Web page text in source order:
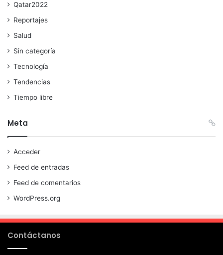
Qatar2022
Reportajes
Salud
Sin categoría
Tecnología
Tendencias
Tiempo libre
Meta
Acceder
Feed de entradas
Feed de comentarios
WordPress.org
Contáctanos